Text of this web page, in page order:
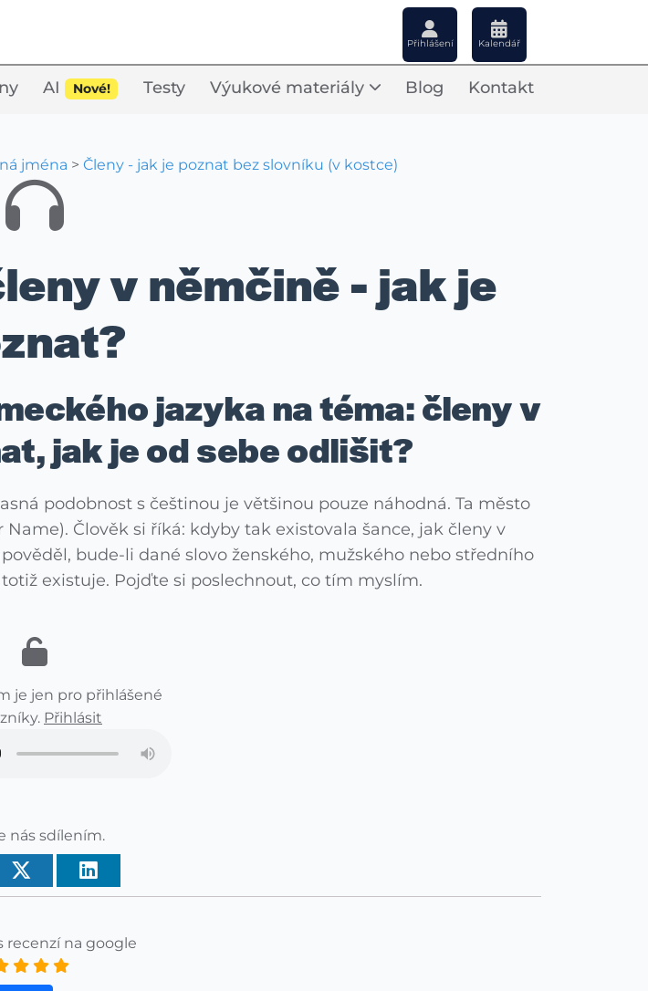
Přihlášení Kalendář
AI Nové! Testy Výukové materiály Blog Kontakt
jména > Členy - jak je poznat bez slovníku (v kostce)
v němčině - jak je
jazyka na téma: členy v
jak je od sebe odlišit?
podobnost s češtinou je většinou pouze náhodná. Ta město
Člověk si říká: kdyby tak existovala šance, jak členy v
bude-li dané slovo ženského, mužského nebo středního
existuje. Pojďte si poslechnout, co tím myslím.
je jen pro přihlášené
Přihlásit
nás sdílením.
recenzí na google